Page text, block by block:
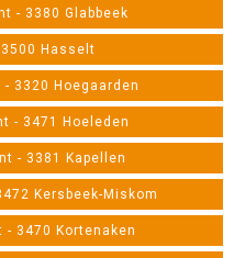
- 3380 Glabbeek
Hasselt
3320 Hoegaarden
- 3471 Hoeleden
- 3381 Kapellen
Kersbeek-Miskom
- 3470 Kortenaken